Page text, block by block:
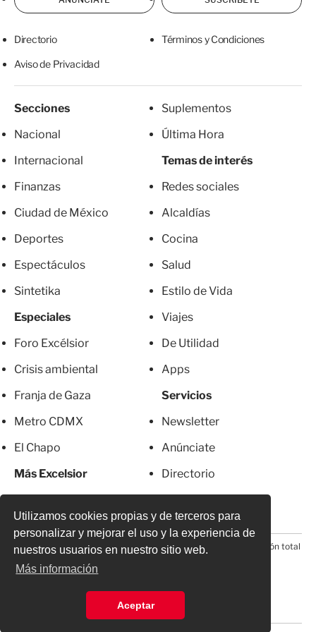
Utilizamos cookies propias y de terceros para
personalizar y mejorar el uso y la experiencia de
nuestros usuarios en nuestro sitio web.
Más información
Aceptar
Directorio Términos y Condiciones
Aviso de Privacidad
Secciones
Nacional
Internacional
Finanzas
Ciudad de México
Deportes
Espectáculos
Sintetika
Especiales
Foro Excélsior
Crisis ambiental
Franja de Gaza
Metro CDMX
El Chapo
Más Excelsior
Suplementos
Última Hora
Temas de interés
Redes sociales
Alcaldías
Cocina
Salud
Estilo de Vida
Viajes
De Utilidad
Apps
Servicios
Newsletter
Anúnciate
Directorio
© 2026 Todos los derechos reservados. Prohibida la reproducción total
o parcial, incluyendo cualquier medio electrónico*